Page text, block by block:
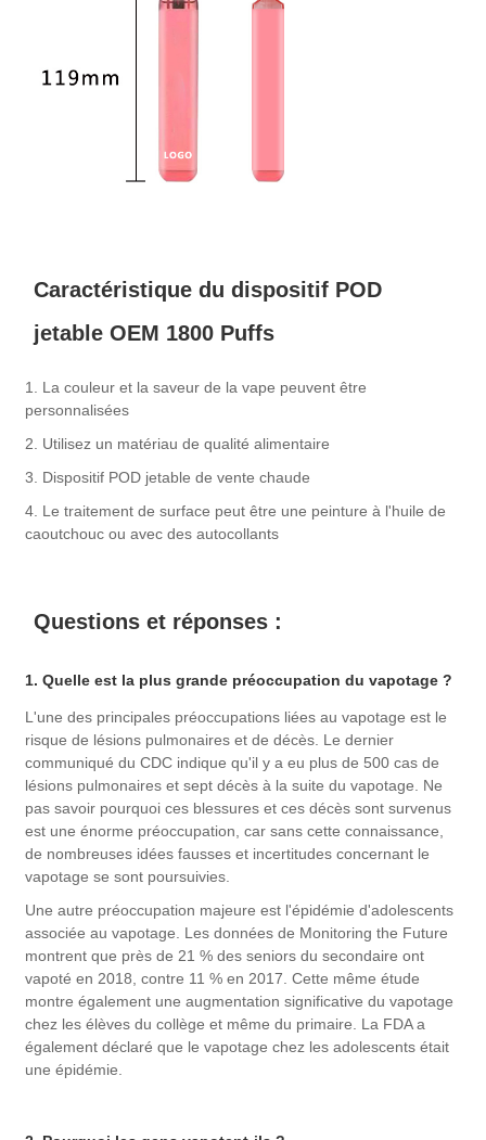
Caractéristique du dispositif POD
jetable OEM 1800 Puffs
1. La couleur et la saveur de la vape peuvent être
personnalisées
2. Utilisez un matériau de qualité alimentaire
3. Dispositif POD jetable de vente chaude
4. Le traitement de surface peut être une peinture à l'huile de
caoutchouc ou avec des autocollants
Questions et réponses :
1. Quelle est la plus grande préoccupation du vapotage ?
L'une des principales préoccupations liées au vapotage est le
risque de lésions pulmonaires et de décès. Le dernier
communiqué du CDC indique qu'il y a eu plus de 500 cas de
lésions pulmonaires et sept décès à la suite du vapotage. Ne
pas savoir pourquoi ces blessures et ces décès sont survenus
est une énorme préoccupation, car sans cette connaissance,
de nombreuses idées fausses et incertitudes concernant le
vapotage se sont poursuivies.
Une autre préoccupation majeure est l'épidémie d'adolescents
associée au vapotage. Les données de Monitoring the Future
montrent que près de 21 % des seniors du secondaire ont
vapoté en 2018, contre 11 % en 2017. Cette même étude
montre également une augmentation significative du vapotage
chez les élèves du collège et même du primaire. La FDA a
également déclaré que le vapotage chez les adolescents était
une épidémie.